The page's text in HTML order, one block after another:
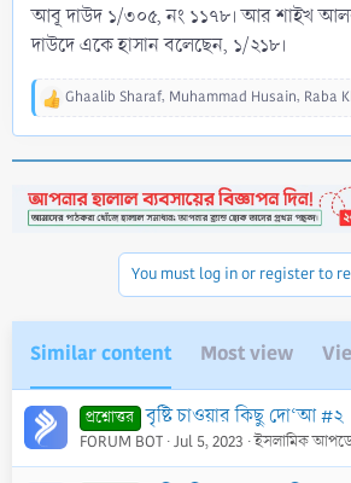
আবূ দাউদ ১/৩০৫, নং ১১৭৮। আর শাইখ
দাউদে একে হাসান বলেছেন, ১/২১৮।
R
t
i
Ghaalib Sharaf, Muhammad Husain, Raba
You must log in or register to
Similar content Most view
প্রশ্নোত্তর বৃষ্টি চাওয়ার কিছু দো‘আ #২
FORUM BOT Jul 5, 2023 ইসলামিক